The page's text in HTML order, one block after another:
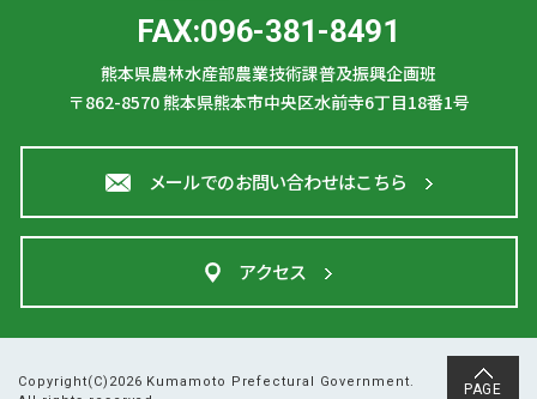
FAX:096-381-8491
熊本県農林水産部農業技術課普及振興企画班
〒862-8570熊本県熊本市中央区水前寺6丁目18番1号
メールでのお問い合わせはこちら
アクセス
Copyright(C)2026 Kumamoto Prefectural Government.
PAGE